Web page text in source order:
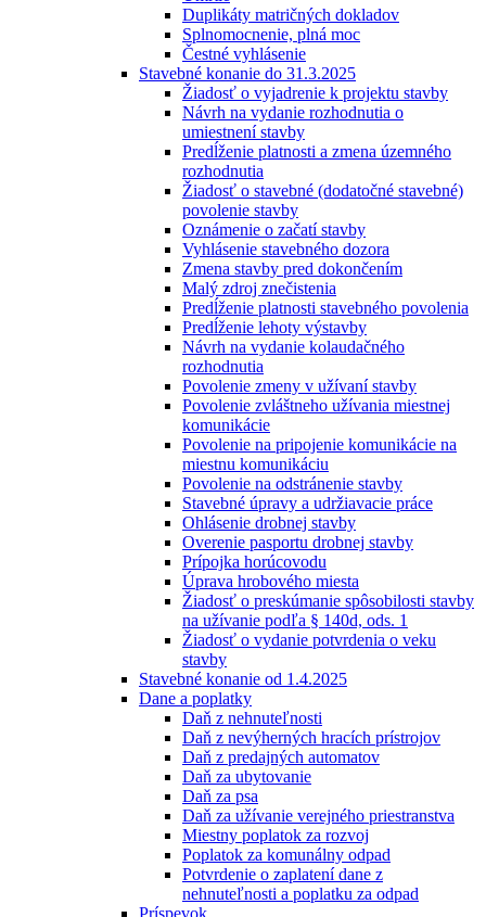
Duplikáty matričných dokladov
Splnomocnenie, plná moc
Čestné vyhlásenie
Stavebné konanie do 31.3.2025
Žiadosť o vyjadrenie k projektu stavby
Návrh na vydanie rozhodnutia o
umiestnení stavby
Predĺženie platnosti a zmena územného
rozhodnutia
Žiadosť o stavebné (dodatočné stavebné)
povolenie stavby
Oznámenie o začatí stavby
Vyhlásenie stavebného dozora
Zmena stavby pred dokončením
Malý zdroj znečistenia
Predĺženie platnosti stavebného povolenia
Predĺženie lehoty výstavby
Návrh na vydanie kolaudačného
rozhodnutia
Povolenie zmeny v užívaní stavby
Povolenie zvláštneho užívania miestnej
komunikácie
Povolenie na pripojenie komunikácie na
miestnu komunikáciu
Povolenie na odstránenie stavby
Stavebné úpravy a udržiavacie práce
Ohlásenie drobnej stavby
Overenie pasportu drobnej stavby
Prípojka horúcovodu
Úprava hrobového miesta
Žiadosť o preskúmanie spôsobilosti stavby
na užívanie podľa § 140d, ods. 1
Žiadosť o vydanie potvrdenia o veku
stavby
Stavebné konanie od 1.4.2025
Dane a poplatky
Daň z nehnuteľnosti
Daň z nevýherných hracích prístrojov
Daň z predajných automatov
Daň za ubytovanie
Daň za psa
Daň za užívanie verejného priestranstva
Miestny poplatok za rozvoj
Poplatok za komunálny odpad
Potvrdenie o zaplatení dane z
nehnuteľnosti a poplatku za odpad
Príspevok